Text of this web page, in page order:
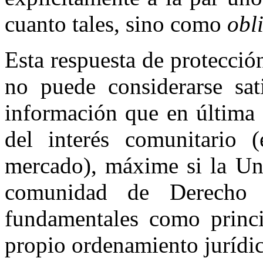
cuanto tales, sino como
Esta respuesta de
no puede considerarse
información que en última
del interés comunitario
mercado), máxime si la
comunidad de
fundamentales como
propio ordenamiento